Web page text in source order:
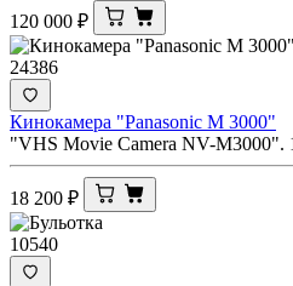
120 000 ₽
24386
Кинокамера "Panasonic M 3000"
"VHS Movie Camera NV-M3000".
18 200 ₽
10540